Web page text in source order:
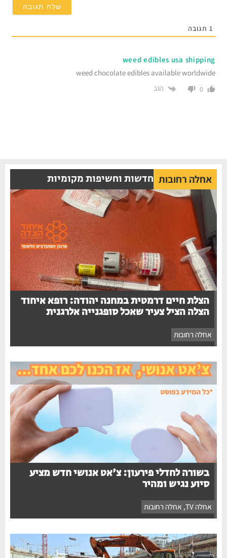
1תגובה
weed edibles usa shipping
weed chocolate edibles available worldwide
0 הגב
אחלה רחובות חדשות וחשיפות מקומיות
הצלת חיים דרמטית במחנה יהודה: רופא איחוד
הצלה הציל צעיר שאכל סופגנייה אלרגנית
אחלה רחובות
בשורה לחדלי פירעון: צ'אט אנושי חדש מציע
סיוע נגיש ומהיר
אחלה TV , אחלה רחובות